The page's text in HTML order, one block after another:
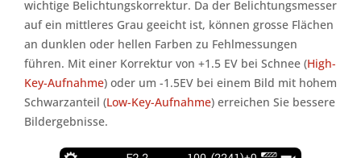
wichtige Belichtungskorrektur. Da der Belichtungsmesser
auf ein mittleres Grau geeicht ist, können grosse Flächen
an dunklen oder hellen Farben zu Fehlmessungen
führen. Mit einer Korrektur von +1.5 EV bei Schnee (High-
Key-Aufnahme) oder um -1.5EV bei einem Bild mit hohem
Schwarzanteil (Low-Key-Aufnahme) erreichen Sie bessere
Bildergebnisse.